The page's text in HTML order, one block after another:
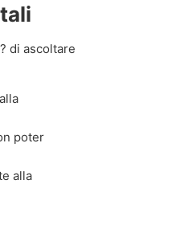
di ascoltare
poter
alla